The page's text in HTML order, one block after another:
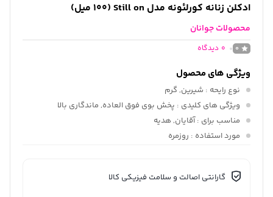
ادکلن زنانه کورلئونه مدل Still on (100 میل)
محصولات جوانان
0
0 دیدگاه
ویژگی های محصول
نوع رایحه : شیرین, گرم
ویژگی های کلیدی : پخش بوی فوق العاده, ماندگاری بالا
مناسب برای : آقایان, هدیه
مورد استفاده : روزمره
گارانتی اصالت و سلامت فیزیکی کالا